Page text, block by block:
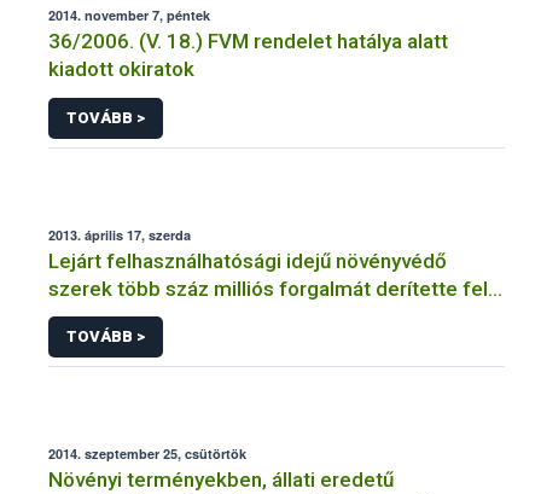
2014. november 7, péntek
36/2006. (V. 18.) FVM rendelet hatálya alatt
kiadott okiratok
TOVÁBB >
2013. április 17, szerda
Lejárt felhasználhatósági idejű növényvédő
szerek több száz milliós forgalmát derítette fel a
NÉBIH
TOVÁBB >
2014. szeptember 25, csütörtök
Növényi terményekben, állati eredetű